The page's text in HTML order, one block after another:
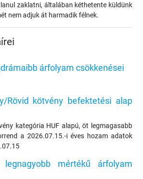
zaklatni, általában kéthetente küldünk
nem adjuk át harmadik félnek.
árfolyam csökkenései
Rövid kötvény befektetési alap
kategória HUF alapú, öt legmagasabb
a 2026.07.15.-i éves hozam adatok
mértékű árfolyam